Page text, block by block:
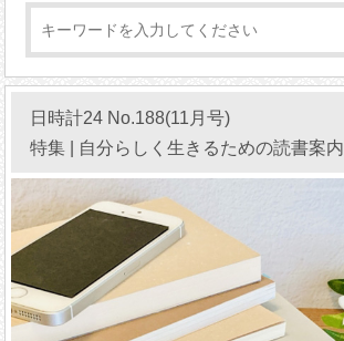
日時計24 No.188(11月号)
特集 | 自分らしく生きるための読書案内